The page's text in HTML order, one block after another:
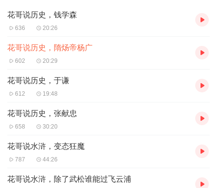
花哥说历史，钱学森
636 20:26
花哥说历史，隋炀帝杨广
602 20:29
花哥说历史，于谦
612 19:48
花哥说历史，张献忠
658 30:20
花哥说水浒，变态狂魔
787 44:26
花哥说水浒，除了武松谁能过飞云浦